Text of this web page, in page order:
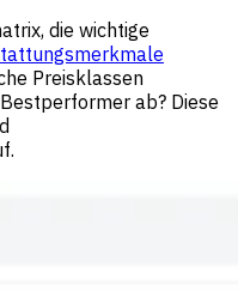
die wichtige
Preisklassen
ab? Diese